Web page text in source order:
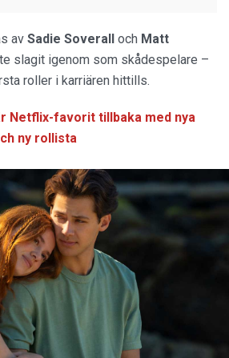
av Sadie Soverall och Matt
slagit igenom som skådespelare –
roller i karriären hittills.
Netflix-favorit tillbaka med nya
ny rollista